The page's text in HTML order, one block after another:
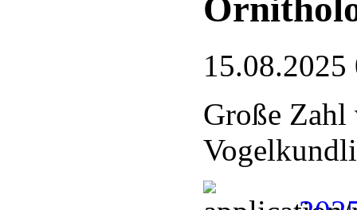
15.08.2025
Große Zahl